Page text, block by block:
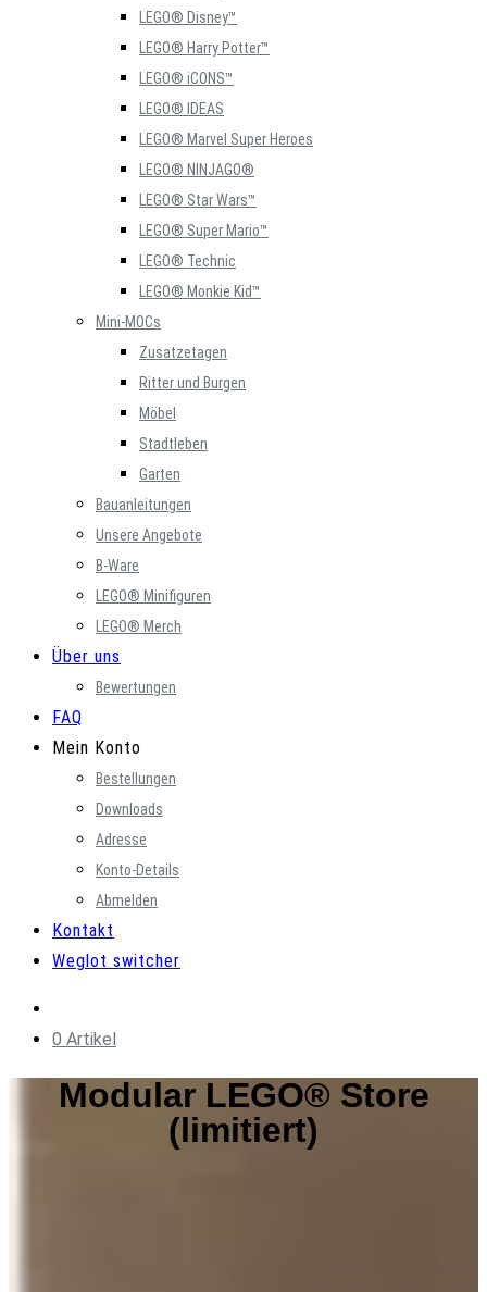
LEGO® Disney™
LEGO® Harry Potter™
LEGO® iCONS™
LEGO® IDEAS
LEGO® Marvel Super Heroes
LEGO® NINJAGO®
LEGO® Star Wars™
LEGO® Super Mario™
LEGO® Technic
LEGO® Monkie Kid™
Mini-MOCs
Zusatzetagen
Ritter und Burgen
Möbel
Stadtleben
Garten
Bauanleitungen
Unsere Angebote
B-Ware
LEGO® Minifiguren
LEGO® Merch
Über uns
Bewertungen
FAQ
Mein Konto
Bestellungen
Downloads
Adresse
Konto-Details
Abmelden
Kontakt
Weglot switcher
0 Artikel
Modular LEGO® Store
(limitiert)